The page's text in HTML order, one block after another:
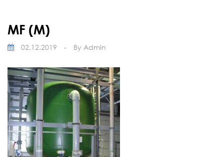
MF (M)
02.12.2019 - By Admin